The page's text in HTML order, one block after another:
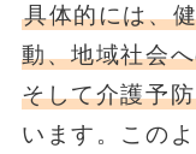
具体的には、
動、地域社会
そして介護予防
います。この